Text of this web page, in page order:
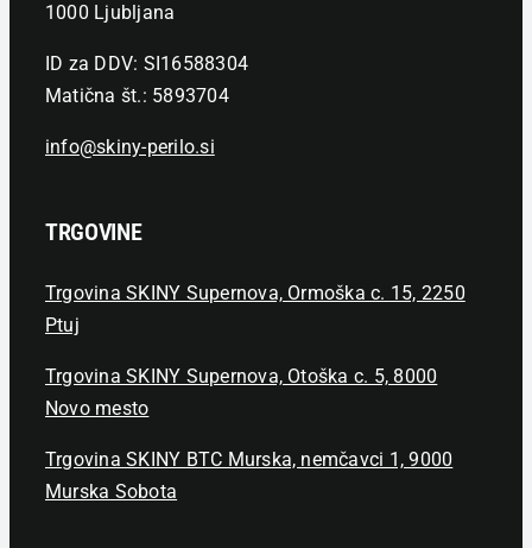
1000 Ljubljana
ID za DDV: SI16588304
Matična št.: 5893704
info@skiny-perilo.si
TRGOVINE
Trgovina SKINY Supernova, Ormoška c. 15, 2250
Ptuj
Trgovina SKINY Supernova, Otoška c. 5, 8000
Novo mesto
Trgovina SKINY BTC Murska, nemčavci 1, 9000
Murska Sobota